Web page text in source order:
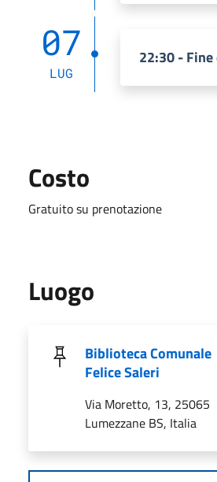
07
LUG
22:30 -
Costo
Gratuito su prenotazione
Luogo
Biblioteca Comunale
Felice Saleri
Via Moretto, 13, 25065
Lumezzane BS, Italia